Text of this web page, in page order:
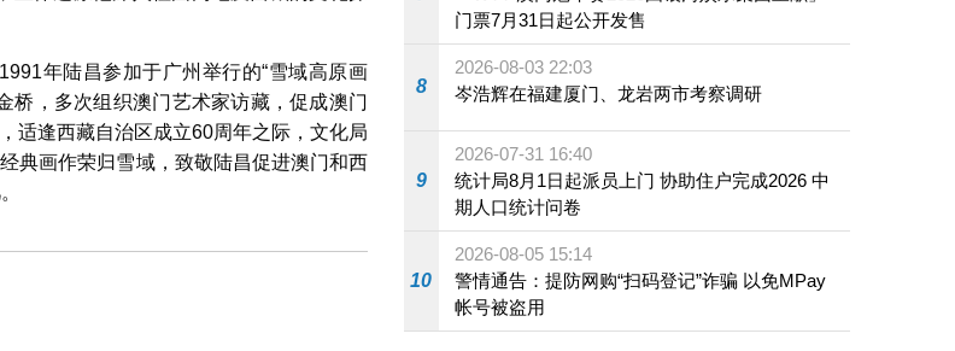
年陆昌参加于广州举行的“雪域高原画
桥，多次组织澳门艺术家访藏，促成澳门
适逢西藏自治区成立60周年之际，文化局
典画作荣归雪域，致敬陆昌促进澳门和西
门票7月31日起公开发售
8
2026-08-03 22:03
岑浩辉在福建厦门、龙岩两市考察调研
9
2026-07-31 16:40
统计局8月1日起派员上门 协助住户完成2026 中
期人口统计问卷
10
2026-08-05 15:14
警情通告：提防网购“扫码登记”诈骗 以免MPay
帐号被盗用